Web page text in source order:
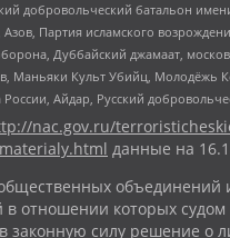
добровольческий батальон
Партия исламского
Дуббайский джамаат,
Маньяки Культ Убийц, Молодёжь
Айдар, Русский
nac.gov.ru/
данные на
объединений
в отношении которых
законную силу решение о